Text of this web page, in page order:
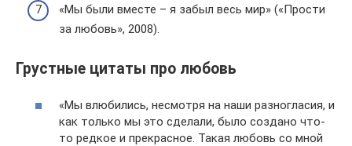
«Мы были вместе – я забыл весь мир» («Прости
за любовь», 2008).
Грустные цитаты про любовь
«Мы влюбились, несмотря на наши разногласия, и
как только мы это сделали, было создано что-
то редкое и прекрасное. Такая любовь со мной